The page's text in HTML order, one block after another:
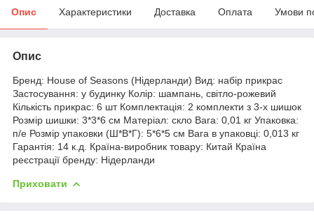
Опис Характеристики Доставка Оплата Умови
Опис
Бренд: House of Seasons (Нідерланди) Вид: набір прикрас
Застосування: у будинку Колір: шампань, світло-рожевий
Кількість прикрас: 6 шт Комплектація: 2 комплекти з 3-х шишок
Розмір шишки: 3*3*6 см Матеріал: скло Вага: 0,01 кг Упаковка:
п/е Розмір упаковки (Ш*В*Г): 5*6*5 см Вага в упаковці: 0,013 кг
Гарантія: 14 к.д. Країна-виробник товару: Китай Країна
реєстрації бренду: Нідерланди
Приховати